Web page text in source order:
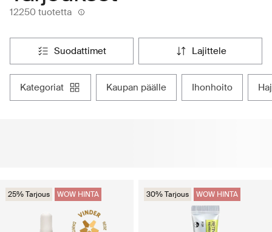
12250 tuotetta
suodattimet lajittele
kategoriat kaupan päälle ihonhoito
25% Tarjous WOW HINTA 30% Tarjous WOW HINTA